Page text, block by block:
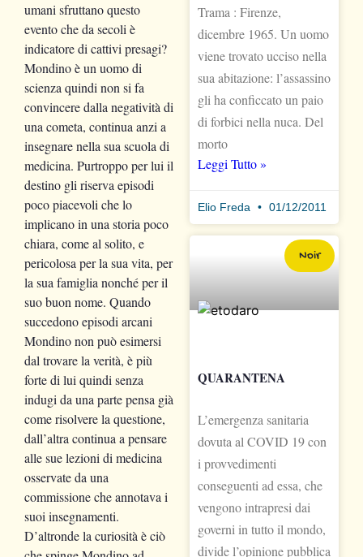
umani sfruttano questo
evento che da secoli è
indicatore di cattivi presagi?
Mondino è un uomo di
scienza quindi non si fa
convincere dalla negatività di
una cometa, continua anzi a
insegnare nella sua scuola di
medicina. Purtroppo per lui il
destino gli riserva episodi
poco piacevoli che lo
implicano in una storia poco
chiara, come al solito, e
pericolosa per la sua vita, per
la sua famiglia nonché per il
suo buon nome. Quando
succedono episodi arcani
Mondino non può esimersi
dal trovare la verità, è più
forte di lui quindi senza
indugi da una parte pensa già
come risolvere la questione,
dall’altra continua a pensare
alle sue lezioni di medicina
osservate da una
commissione che annotava i
suoi insegnamenti.
D’altronde la curiosità è ciò
Trama : Firenze,
dicembre 1965. Un uomo
viene trovato ucciso nella
sua abitazione: l’assassino
gli ha conficcato un paio
di forbici nella nuca. Del
morto
Leggi Tutto »
Elio Freda 01/12/2011
Noir
QUARANTENA
L’emergenza sanitaria
dovuta al COVID 19 con
i provvedimenti
conseguenti ad essa, che
vengono intrapresi dai
governi in tutto il mondo,
divide l’opinione pubblica